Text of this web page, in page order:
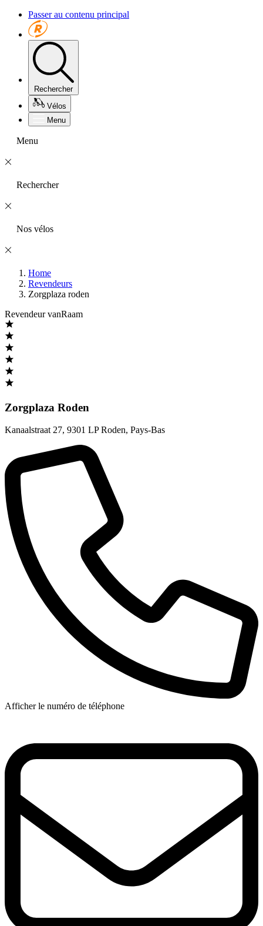
Passer au contenu principal
Rechercher
Vélos
Menu
Menu
Rechercher
Nos vélos
Home
Revendeurs
Zorgplaza roden
Revendeur vanRaam
Zorgplaza Roden
Kanaalstraat 27, 9301 LP Roden, Pays-Bas
Afficher le numéro de téléphone